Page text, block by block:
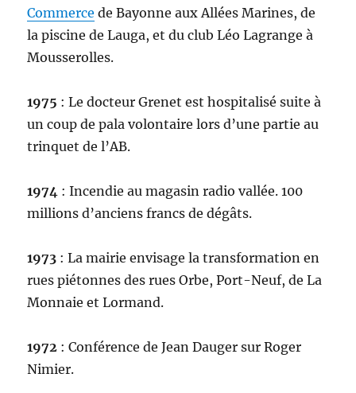
Commerce de Bayonne aux Allées Marines, de
la piscine de Lauga, et du club Léo Lagrange à
Mousserolles.
1975 : Le docteur Grenet est hospitalisé suite à
un coup de pala volontaire lors d’une partie au
trinquet de l’AB.
1974 : Incendie au magasin radio vallée. 100
millions d’anciens francs de dégâts.
1973 : La mairie envisage la transformation en
rues piétonnes des rues Orbe, Port-Neuf, de La
Monnaie et Lormand.
1972 : Conférence de Jean Dauger sur Roger
Nimier.